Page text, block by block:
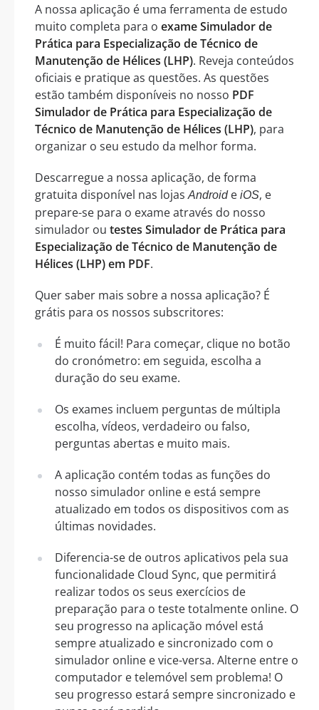
A nossa aplicação é uma ferramenta de estudo
muito completa para o exame Simulador de
Prática para Especialização de Técnico de
Manutenção de Hélices (LHP). Reveja conteúdos
oficiais e pratique as questões. As questões
estão também disponíveis no nosso PDF
Simulador de Prática para Especialização de
Técnico de Manutenção de Hélices (LHP), para
organizar o seu estudo da melhor forma.
Descarregue a nossa aplicação, de forma
gratuita disponível nas lojasAndroide iOS, e
prepare-se para o exame através do nosso
simulador ou testes Simulador de Prática para
Especialização de Técnico de Manutenção de
Hélices (LHP) em PDF.
Quer saber mais sobre a nossa aplicação? É
grátis para os nossos subscritores:
É muito fácil! Para começar, clique no botão
do cronómetro: em seguida, escolha a
duração do seu exame.
Os exames incluem perguntas de múltipla
escolha, vídeos, verdadeiro ou falso,
perguntas abertas e muito mais.
A aplicação contém todas as funções do
nosso simulador online e está sempre
atualizado em todos os dispositivos com as
últimas novidades.
Diferencia-se de outros aplicativos pela sua
funcionalidade Cloud Sync, que permitirá
realizar todos os seus exercícios de
preparação para o teste totalmente online. O
seu progresso na aplicação móvel está
sempre atualizado e sincronizado com o
simulador online e vice-versa. Alterne entre o
computador e telemóvel sem problema! O
seu progresso estará sempre sincronizado e